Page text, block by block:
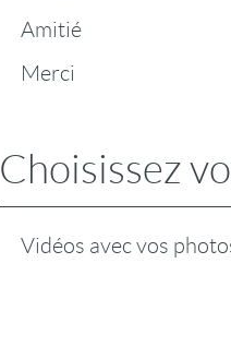
Amitié
Merci
Choisissez
Vidéos avec vos